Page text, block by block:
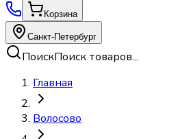
Корзина
Санкт-Петербург
ПоискПоиск товаров...
Главная
Волосово